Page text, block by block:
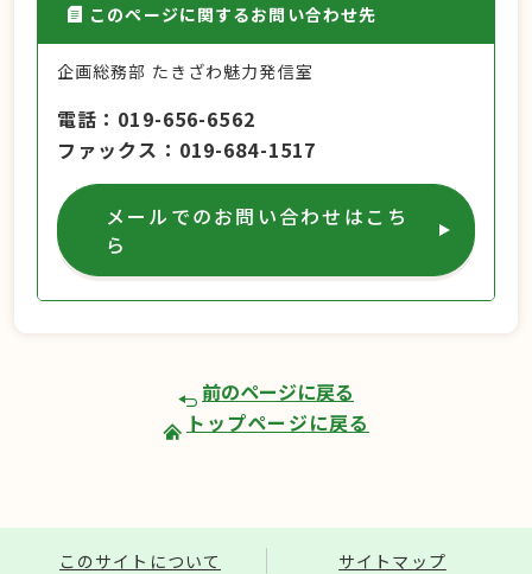
このページに関するお問い合わせ先
企画総務部 たきざわ魅力発信室
電話
019-656-6562
ファックス
019-684-1517
メールでのお問い合わせはこち
ら
前のページに戻る
トップページに戻る
このサイトについて
サイトマップ